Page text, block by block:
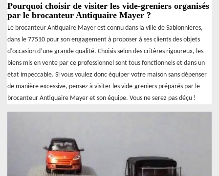
Pourquoi choisir de visiter les vide-greniers organisés
par le brocanteur Antiquaire Mayer ?
Le brocanteur Antiquaire Mayer est connu dans la ville de Sablonnieres,
dans le 77510 pour son engagement à proposer à ses clients des objets
d’occasion d’une grande qualité. Choisis selon des critères rigoureux, les
biens mis en vente par ce professionnel sont tous fonctionnels et dans un
état impeccable. Si vous voulez donc équiper votre maison sans dépenser
de manière excessive, pensez à visiter les vide-greniers préparés par le
brocanteur Antiquaire Mayer et son équipe. Vous ne serez pas déçu !